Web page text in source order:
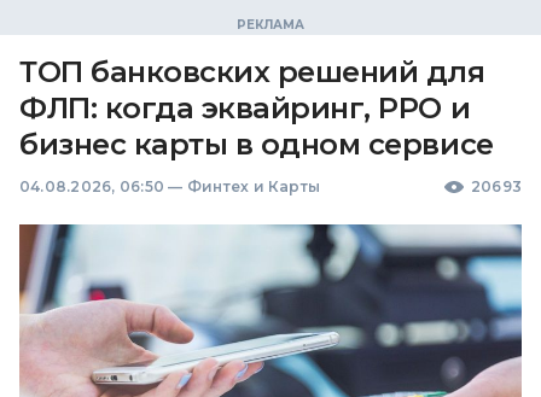
ТОП банковских решений для
ФЛП: когда эквайринг, РРО и
бизнес карты в одном сервисе
04.08.2026, 06:50 — Финтех и Карты 20693